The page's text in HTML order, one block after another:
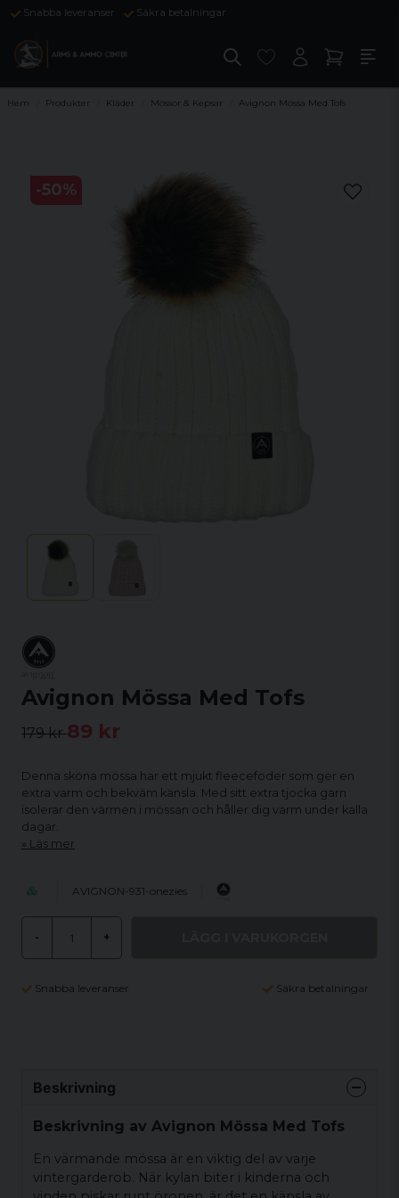
Snabba leveranser Säkra betalningar
Hem Produkter Kläder Mössor & Kepsar Avignon Mössa Med Tofs
-50%
Avignon Mössa Med Tofs
179 kr89 kr
Denna sköna mössa har ett mjukt fleecefoder som ger en
extra varm och bekväm känsla. Med sitt extra tjocka garn
isolerar den värmen i mössan och håller dig varm under kalla
dagar.
Läs mer
AVIGNON-931-onezies
- +
Snabba leveranser Säkra betalningar
Beskrivning
Beskrivning av Avignon Mössa Med Tofs
En värmande mössa är en viktig del av varje
vintergarderob. När kylan biter i kinderna och